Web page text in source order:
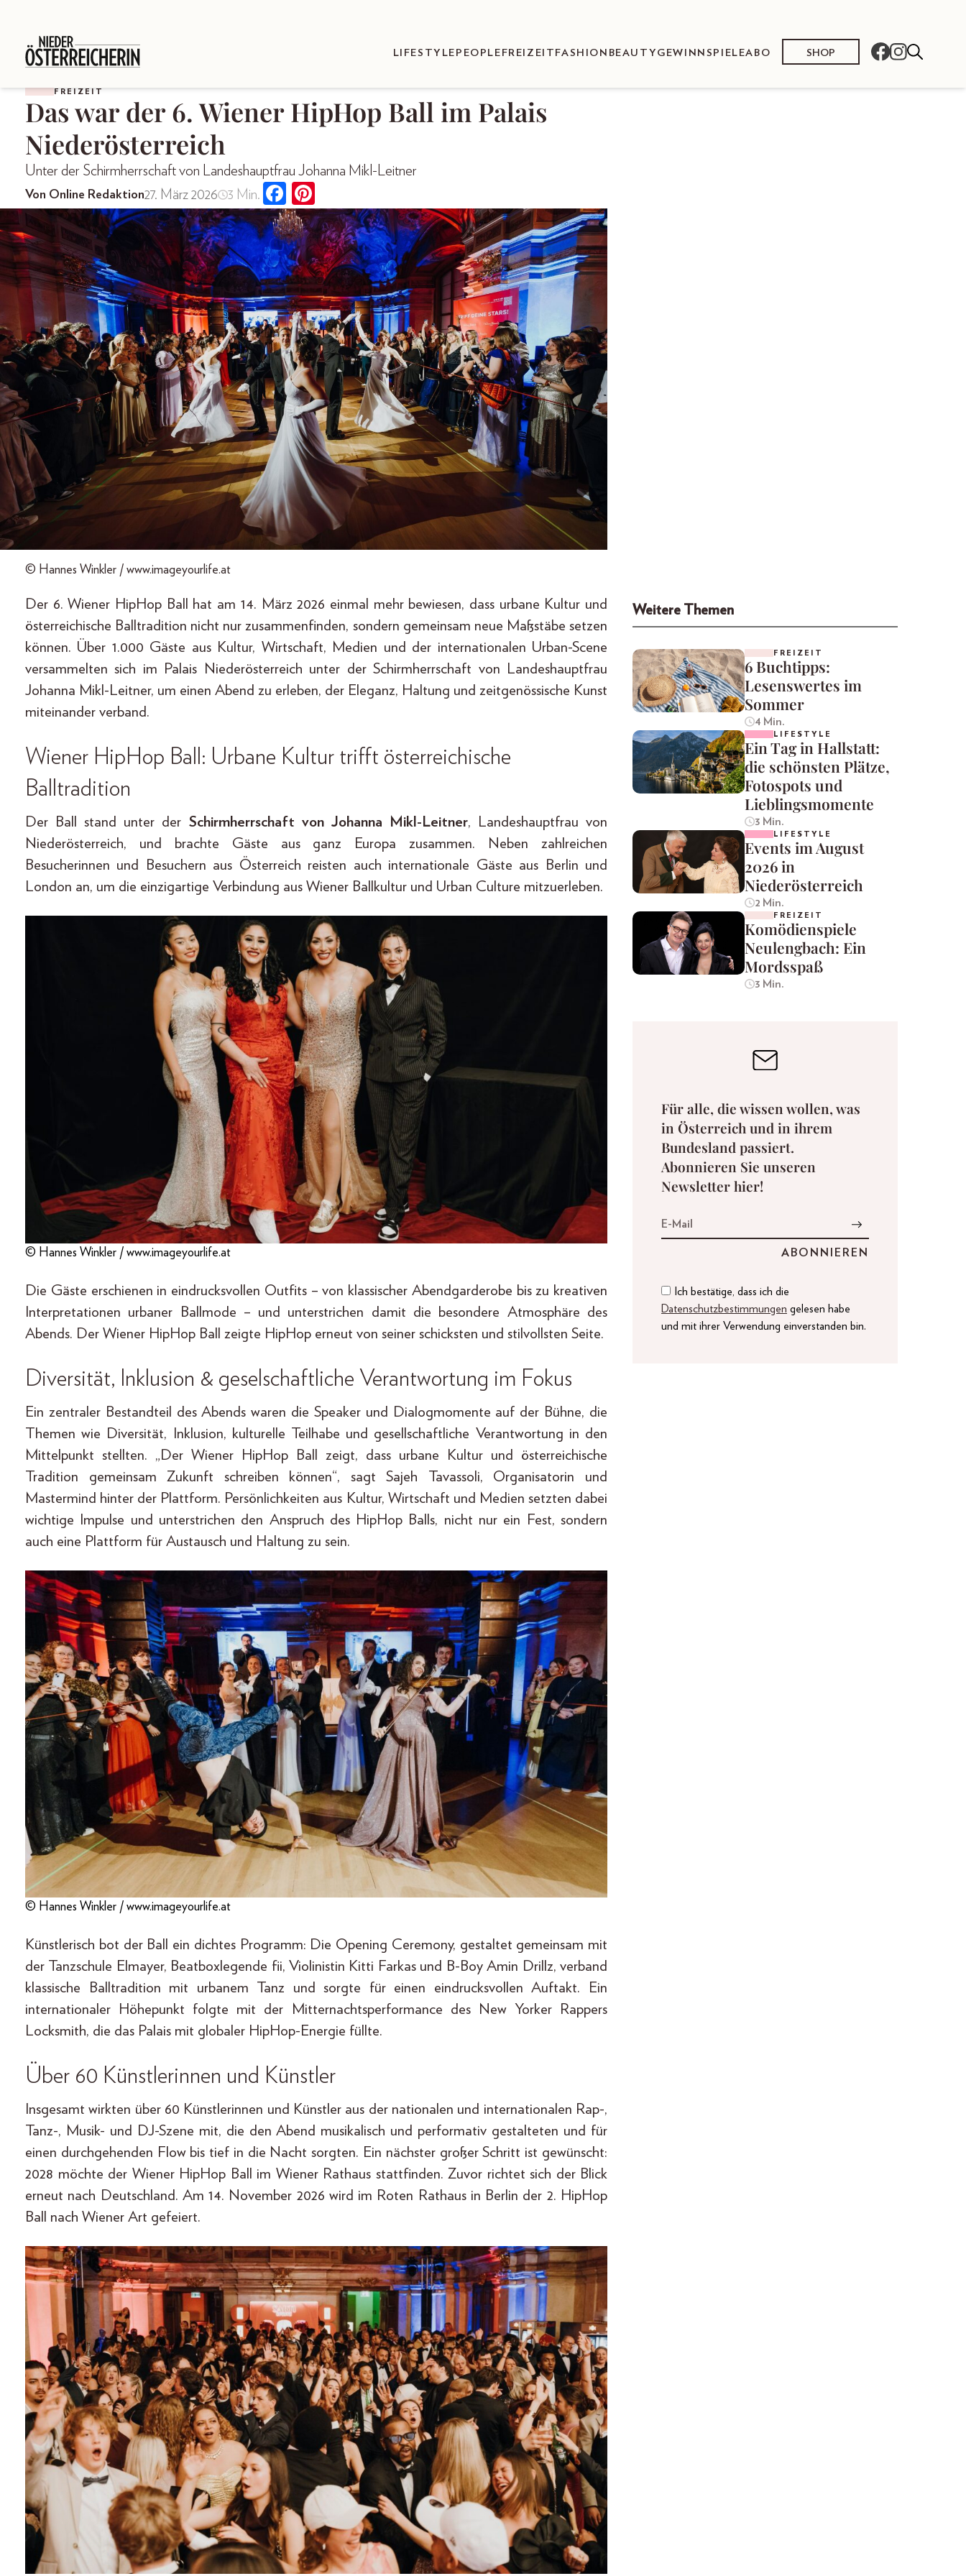
LIFESTYLE PEOPLE FREIZEIT FASHION BEAUTY GEWINNSPIELEABO SHOP
FREIZEIT
Das war der 6. Wiener HipHop Ball im Palais
Niederösterreich
Unter der Schirmherrschaft von Landeshauptfrau Johanna Mikl-Leitner
Von Online Redaktion27. März 2026 3 Min.
© Hannes Winkler / www.imageyourlife.at
Der 6. Wiener HipHop Ball hat am 14. März 2026 einmal mehr bewiesen, dass urbane Kultur und
österreichische Balltradition nicht nur zusammenfinden, sondern gemeinsam neue Maßstäbe setzen
können. Über 1.000 Gäste aus Kultur, Wirtschaft, Medien und der internationalen Urban-Scene
versammelten sich im Palais Niederösterreich unter der Schirmherrschaft von Landeshauptfrau
Johanna Mikl-Leitner, um einen Abend zu erleben, der Eleganz, Haltung und zeitgenössische Kunst
miteinander verband.
Wiener HipHop Ball: Urbane Kultur trifft österreichische
Balltradition
Der Ball stand unter der Schirmherrschaft von Johanna Mikl-Leitner, Landeshauptfrau von
Niederösterreich, und brachte Gäste aus ganz Europa zusammen. Neben zahlreichen
Besucherinnen und Besuchern aus Österreich reisten auch internationale Gäste aus Berlin und
London an, um die einzigartige Verbindung aus Wiener Ballkultur und Urban Culture mitzuerleben.
© Hannes Winkler / www.imageyourlife.at
Die Gäste erschienen in eindrucksvollen Outfits – von klassischer Abendgarderobe bis zu kreativen
Interpretationen urbaner Ballmode – und unterstrichen damit die besondere Atmosphäre des
Abends. Der Wiener HipHop Ball zeigte HipHop erneut von seiner schicksten und stilvollsten Seite.
Diversität, Inklusion & geselschaftliche Verantwortung im Fokus
Ein zentraler Bestandteil des Abends waren die Speaker und Dialogmomente auf der Bühne, die
Themen wie Diversität, Inklusion, kulturelle Teilhabe und gesellschaftliche Verantwortung in den
Mittelpunkt stellten. „Der Wiener HipHop Ball zeigt, dass urbane Kultur und österreichische
Tradition gemeinsam Zukunft schreiben können“, sagt Sajeh Tavassoli, Organisatorin und
Mastermind hinter der Plattform. Persönlichkeiten aus Kultur, Wirtschaft und Medien setzten dabei
wichtige Impulse und unterstrichen den Anspruch des HipHop Balls, nicht nur ein Fest, sondern
auch eine Plattform für Austausch und Haltung zu sein.
© Hannes Winkler / www.imageyourlife.at
Künstlerisch bot der Ball ein dichtes Programm: Die Opening Ceremony, gestaltet gemeinsam mit
der Tanzschule Elmayer, Beatboxlegende fii, Violinistin Kitti Farkas und B-Boy Amin Drillz, verband
klassische Balltradition mit urbanem Tanz und sorgte für einen eindrucksvollen Auftakt. Ein
internationaler Höhepunkt folgte mit der Mitternachtsperformance des New Yorker Rappers
Locksmith, die das Palais mit globaler HipHop-Energie füllte.
Über 60 Künstlerinnen und Künstler
Insgesamt wirkten über 60 Künstlerinnen und Künstler aus der nationalen und internationalen Rap-,
Tanz-, Musik- und DJ-Szene mit, die den Abend musikalisch und performativ gestalteten und für
einen durchgehenden Flow bis tief in die Nacht sorgten. Ein nächster großer Schritt ist gewünscht:
2028 möchte der Wiener HipHop Ball im Wiener Rathaus stattfinden. Zuvor richtet sich der Blick
erneut nach Deutschland. Am 14. November 2026 wird im Roten Rathaus in Berlin der 2. HipHop
Ball nach Wiener Art gefeiert.
Weitere Themen
FREIZEIT
6 Buchtipps:
Lesenswertes im
Sommer
4 Min.
LIFESTYLE
Ein Tag in Hallstatt:
die schönsten Plätze,
Fotospots und
Lieblingsmomente
3 Min.
LIFESTYLE
Events im August
2026 in
Niederösterreich
2 Min.
FREIZEIT
Komödienspiele
Neulengbach: Ein
Mordsspaß
3 Min.
Für alle, die wissen wollen, was
in Österreich und in ihrem
Bundesland passiert.
Abonnieren Sie unseren
Newsletter hier!
Ich bestätige, dass ich die
Datenschutzbestimmungen gelesen habe
und mit ihrer Verwendung einverstanden bin.